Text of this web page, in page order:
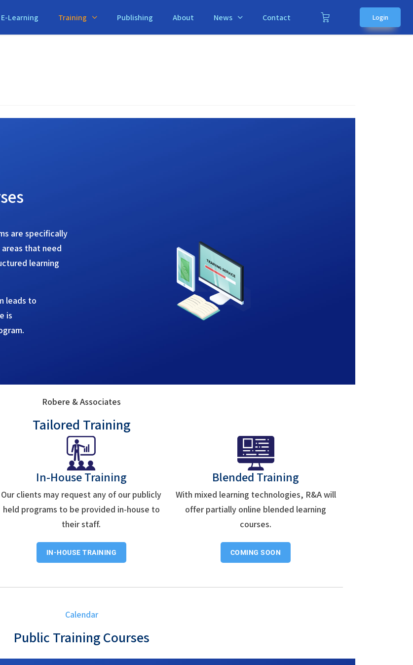
E-Learning Training Publishing About News Contact Login
are specifically
that need
learning
leads to
is
Robere & Associates
Tailored Training
In-House Training
Our clients may request any of our publicly
held programs to be provided in-house to
their staff.
IN-HOUSE TRAINING
Blended Training
With mixed learning technologies, R&A will
offer partially online blended learning
courses.
COMING SOON
Calendar
Public Training Courses